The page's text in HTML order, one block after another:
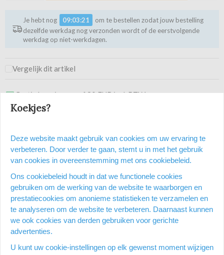
Je hebt nog 09:03:20
om te bestellen zodat jouw bestelling
dezelfde werkdag nog verzonden wordt of de eerstvolgende
werkdag op niet-werkdagen.
Vergelijk dit artikel
Gratis levering vanaf 80 EUR incl. BTW
Op een werkdag voor 15:00 uur besteld = dezelfde dag
verzonden
Veilig en betrouwbare partner voor kantoorartikelen
9,4/10167 reviews
Heb je een vraag over dit
product?
Vraag stellen
Koekjes?
Deze website maakt gebruik van cookies om uw ervaring te
verbeteren. Door verder te gaan, stemt u in met het gebruik
van cookies in overeenstemming met ons cookiebeleid.
Ons cookiebeleid houdt in dat we functionele cookies
gebruiken om de werking van de website te waarborgen en
prestatiecookies om anonieme statistieken te verzamelen en
te analyseren om de website te verbeteren. Daarnaast kunnen
we ook cookies van derden gebruiken voor gerichte
advertenties.
U kunt uw cookie-instellingen op elk gewenst moment wijzigen